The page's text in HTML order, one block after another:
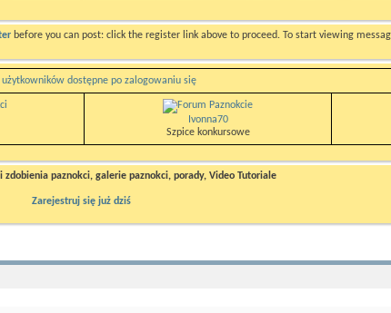
before you can post: click the register link above to proceed. To start viewing
dostępne po zalogowaniu się
Ivonna70
Szpice konkursowe
paznokci, galerie paznokci, porady, Video Tutoriale
Zarejestruj się już dziś